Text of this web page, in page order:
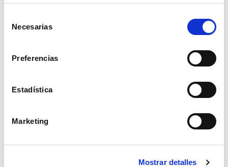
Necesarias
Preferencias
Estadística
Marketing
Mostrar detalles